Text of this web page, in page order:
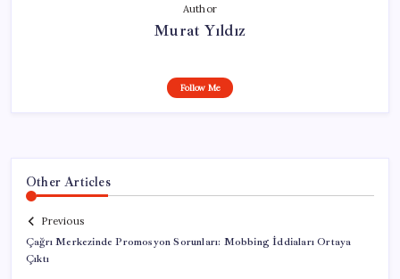
Author
Murat Yıldız
Follow Me
Other Articles
Previous
Çağrı Merkezinde Promosyon Sorunları: Mobbing İddiaları Ortaya
Çıktı